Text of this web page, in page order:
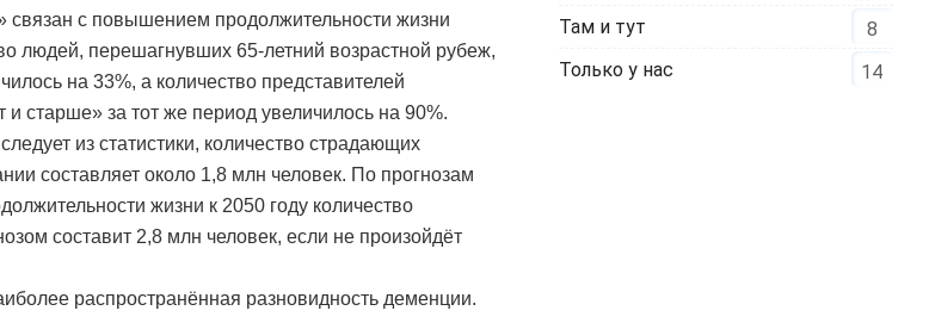
связан с повышением продолжительности жизни
людей, перешагнувших 65-летний возрастной рубеж,
на 33%, а количество представителей
и старше» за тот же период увеличилось на 90%.
из статистики, количество страдающих
составляет около 1,8 млн человек. По прогнозам
жизни к 2050 году количество
составит 2,8 млн человек, если не произойдёт
распространённая разновидность деменции.
Там и тут
8
Только у нас
14